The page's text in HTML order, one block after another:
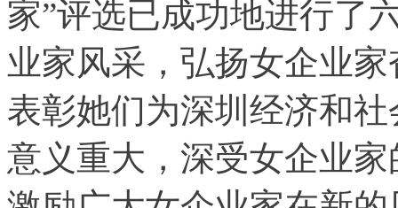
家”评选已成功地进行了
业家风采，弘扬女企业
表彰她们为深圳经济和
意义重大，深受女企业